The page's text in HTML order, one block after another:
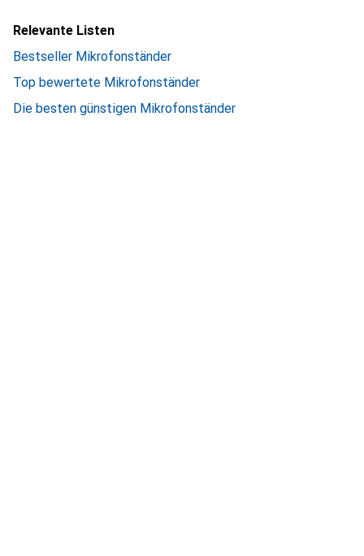
Relevante Listen
Bestseller Mikrofonständer
Top bewertete Mikrofonständer
Die besten günstigen Mikrofonständer